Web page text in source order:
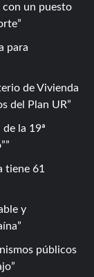
con un puesto
para
de Vivienda
del Plan UR
la 19ª
tiene 61
y
públicos